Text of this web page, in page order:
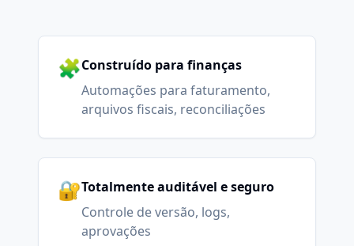
🧩Construído para finanças
Automações para faturamento,
arquivos fiscais, reconciliações
🔐Totalmente auditável e seguro
Controle de versão, logs,
aprovações